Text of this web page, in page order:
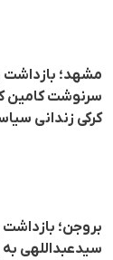
مشهد؛ بازداشت
سرنوشت کامین
کرکی زندانی
بروجن؛
سیدعبداللهی